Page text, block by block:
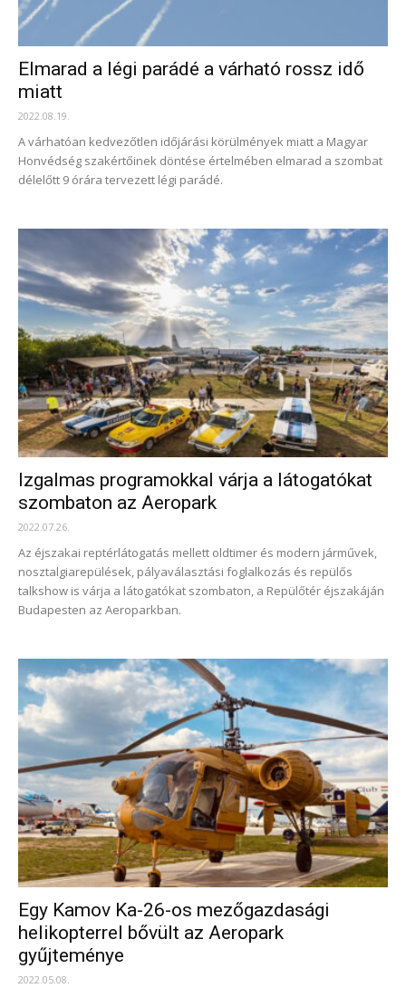
Elmarad a légi parádé a várható rossz idő
miatt
2022.08.19.
A várhatóan kedvezőtlen időjárási körülmények miatt a Magyar
Honvédség szakértőinek döntése értelmében elmarad a szombat
délelőtt 9 órára tervezett légi parádé.
Izgalmas programokkal várja a látogatókat
szombaton az Aeropark
2022.07.26.
Az éjszakai reptérlátogatás mellett oldtimer és modern járművek,
nosztalgiarepülések, pályaválasztási foglalkozás és repülős
talkshow is várja a látogatókat szombaton, a Repülőtér éjszakáján
Budapesten az Aeroparkban.
Egy Kamov Ka-26-os mezőgazdasági
helikopterrel bővült az Aeropark
gyűjteménye
2022.05.08.